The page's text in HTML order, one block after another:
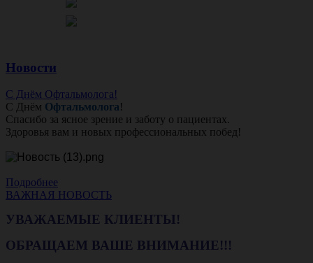
Новости
С Днём Офтальмолога!
С Днём Офтальмолога!
Спасибо за ясное зрение и заботу о пациентах.
Здоровья вам и новых профессиональных побед!
Подробнее
ВАЖНАЯ НОВОСТЬ
УВАЖАЕМЫЕ КЛИЕНТЫ!
ОБРАЩАЕМ ВАШЕ ВНИМАНИЕ!!!